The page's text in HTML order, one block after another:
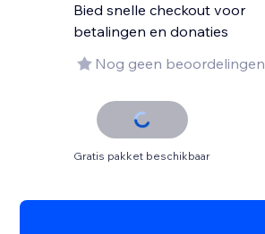
Bied snelle checkout voor
betalingen en donaties
Nog geen beoordelingen
Gratis pakket beschikbaar